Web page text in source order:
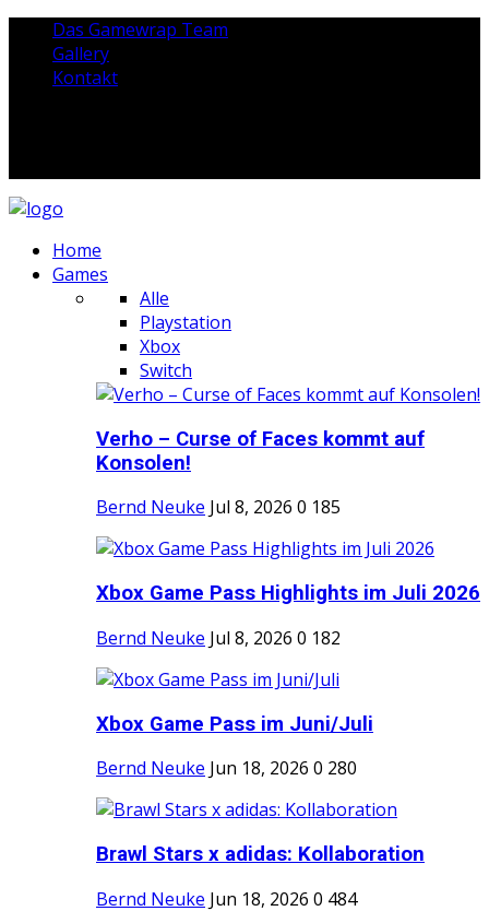
Das Gamewrap Team
Gallery
Kontakt
Home
Games
Alle
Playstation
Xbox
Switch
Verho – Curse of Faces kommt auf
Konsolen!
Bernd Neuke Jul 8, 2026 0 185
Xbox Game Pass Highlights im Juli 2026
Bernd Neuke Jul 8, 2026 0 182
Xbox Game Pass im Juni/Juli
Bernd Neuke Jun 18, 2026 0 280
Brawl Stars x adidas: Kollaboration
Bernd Neuke Jun 18, 2026 0 484